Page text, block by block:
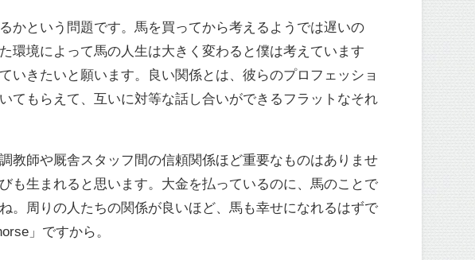
かという問題です。馬を買ってから考えるようでは遅いの
環境によって馬の人生は大きく変わると僕は考えています
いきたいと願います。良い関係とは、彼らのプロフェッショ
てもらえて、互いに対等な話し合いができるフラットなそれ
教師や厩舎スタッフ間の信頼関係ほど重要なものはありませ
も生まれると思います。大金を払っているのに、馬のことで
。周りの人たちの関係が良いほど、馬も幸せになれるはずで
」ですから。